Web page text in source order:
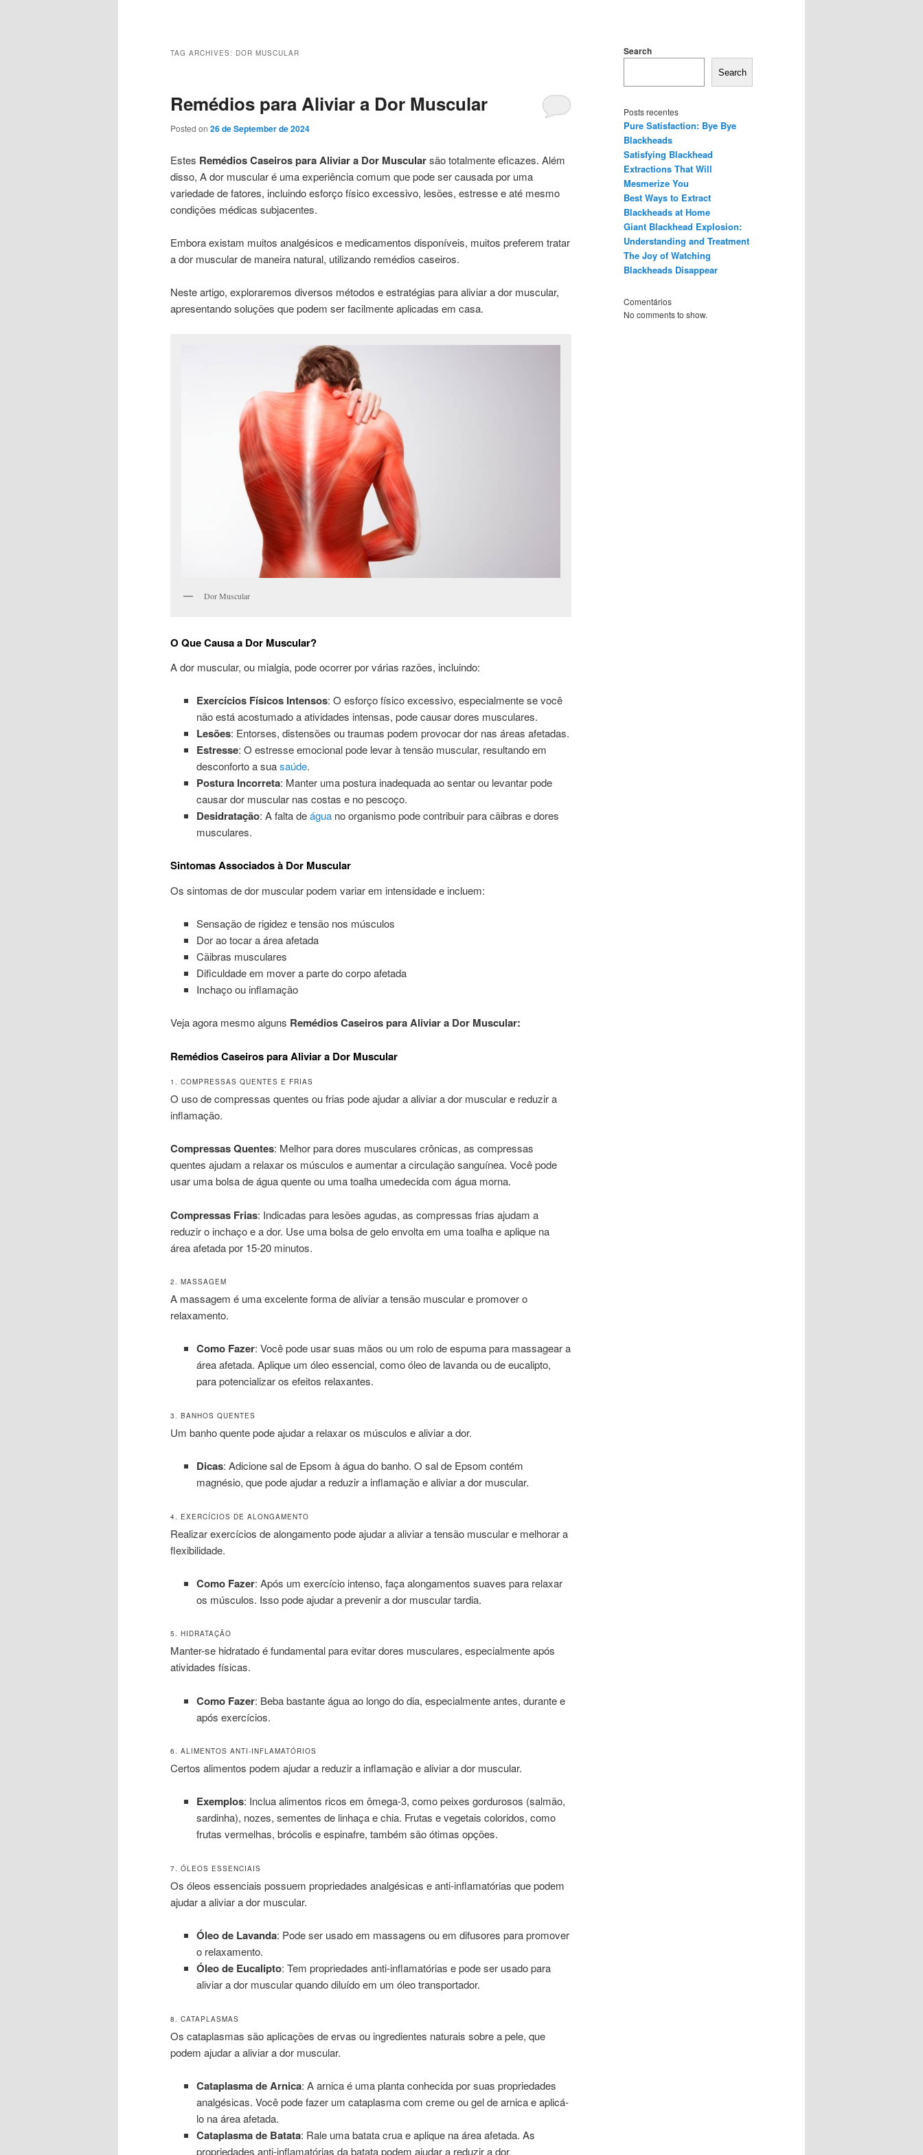
TAG ARCHIVES: DOR MUSCULAR
Remédios para Aliviar a Dor Muscular
Posted on 26 de September de 2024
Estes Remédios Caseiros para Aliviar a Dor Muscularsão totalmente eficazes. Além
disso, A dor muscular é uma experiência comum que pode ser causada por uma
variedade de fatores, incluindo esforço físico excessivo, lesões, estresse e até mesmo
condições médicas subjacentes.
Embora existam muitos analgésicos e medicamentos disponíveis, muitos preferem tratar
a dor muscular de maneira natural, utilizando remédios caseiros.
Neste artigo, exploraremos diversos métodos e estratégias para aliviar a dor muscular,
apresentando soluções que podem ser facilmente aplicadas em casa.
Dor Muscular
O Que Causa a Dor Muscular?
A dor muscular, ou mialgia, pode ocorrer por várias razões, incluindo:
Exercícios Físicos Intensos: O esforço físico excessivo, especialmente se você
não está acostumado a atividades intensas, pode causar dores musculares.
Lesões: Entorses, distensões ou traumas podem provocar dor nas áreas afetadas.
Estresse: O estresse emocional pode levar à tensão muscular, resultando em
desconforto a suasaúde.
Postura Incorreta: Manter uma postura inadequada ao sentar ou levantar pode
causar dor muscular nas costas e no pescoço.
Desidratação: A falta deáguano organismo pode contribuir para cãibras e dores
musculares.
Sintomas Associados à Dor Muscular
Os sintomas de dor muscular podem variar em intensidade e incluem:
Sensação de rigidez e tensão nos músculos
Dor ao tocar a área afetada
Cãibras musculares
Dificuldade em mover a parte do corpo afetada
Inchaço ou inflamação
Veja agora mesmo alguns Remédios Caseiros para Aliviar a Dor Muscular:
Remédios Caseiros para Aliviar a Dor Muscular
1. COMPRESSAS QUENTES E FRIAS
O uso de compressas quentes ou frias pode ajudar a aliviar a dor muscular e reduzir a
inflamação.
Compressas Quentes: Melhor para dores musculares crônicas, as compressas
quentes ajudam a relaxar os músculos e aumentar a circulação sanguínea. Você pode
usar uma bolsa de água quente ou uma toalha umedecida com água morna.
Compressas Frias: Indicadas para lesões agudas, as compressas frias ajudam a
reduzir o inchaço e a dor. Use uma bolsa de gelo envolta em uma toalha e aplique na
área afetada por 15-20 minutos.
2. MASSAGEM
A massagem é uma excelente forma de aliviar a tensão muscular e promover o
relaxamento.
Como Fazer: Você pode usar suas mãos ou um rolo de espuma para massagear a
área afetada. Aplique um óleo essencial, como óleo de lavanda ou de eucalipto,
para potencializar os efeitos relaxantes.
3. BANHOS QUENTES
Um banho quente pode ajudar a relaxar os músculos e aliviar a dor.
Dicas: Adicione sal de Epsom à água do banho. O sal de Epsom contém
magnésio, que pode ajudar a reduzir a inflamação e aliviar a dor muscular.
4. EXERCÍCIOS DE ALONGAMENTO
Realizar exercícios de alongamento pode ajudar a aliviar a tensão muscular e melhorar a
flexibilidade.
Como Fazer: Após um exercício intenso, faça alongamentos suaves para relaxar
os músculos. Isso pode ajudar a prevenir a dor muscular tardia.
5. HIDRATAÇÃO
Manter-se hidratado é fundamental para evitar dores musculares, especialmente após
atividades físicas.
Como Fazer: Beba bastante água ao longo do dia, especialmente antes, durante e
após exercícios.
6. ALIMENTOS ANTI-INFLAMATÓRIOS
Certos alimentos podem ajudar a reduzir a inflamação e aliviar a dor muscular.
Exemplos: Inclua alimentos ricos em ômega-3, como peixes gordurosos (salmão,
sardinha), nozes, sementes de linhaça e chia. Frutas e vegetais coloridos, como
frutas vermelhas, brócolis e espinafre, também são ótimas opções.
7. ÓLEOS ESSENCIAIS
Os óleos essenciais possuem propriedades analgésicas e anti-inflamatórias que podem
ajudar a aliviar a dor muscular.
Óleo de Lavanda: Pode ser usado em massagens ou em difusores para promover
o relaxamento.
Óleo de Eucalipto: Tem propriedades anti-inflamatórias e pode ser usado para
aliviar a dor muscular quando diluído em um óleo transportador.
8. CATAPLASMAS
Os cataplasmas são aplicações de ervas ou ingredientes naturais sobre a pele, que
podem ajudar a aliviar a dor muscular.
Cataplasma de Arnica: A arnica é uma planta conhecida por suas propriedades
analgésicas. Você pode fazer um cataplasma com creme ou gel de arnica e aplicá-
lo na área afetada.
Cataplasma de Batata: Rale uma batata crua e aplique na área afetada. As
propriedades anti-inflamatórias da batata podem ajudar a reduzir a dor.
Search
Search
Posts recentes
Pure Satisfaction: Bye Bye
Blackheads
Satisfying Blackhead
Extractions That Will
Mesmerize You
Best Ways to Extract
Blackheads at Home
Giant Blackhead Explosion:
Understanding and Treatment
The Joy of Watching
Blackheads Disappear
Comentários
No comments to show.